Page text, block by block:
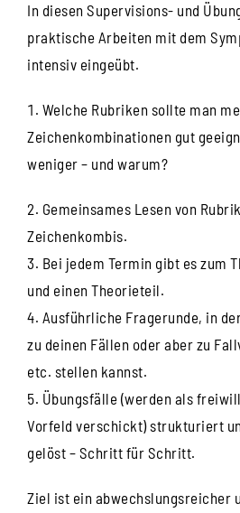
In diesen Supervisions- und
praktische Arbeiten mit dem
intensiv eingeübt.
Welche Rubriken sollte man
Zeichenkombinationen gut
weniger – und warum?
Gemeinsames Lesen von
Zeichenkombis.
Bei jedem Termin gibt es zum
und einen Theorieteil.
Ausführliche Fragerunde, in
zu deinen Fällen oder aber zu
etc. stellen kannst.
Übungsfälle (werden als
Vorfeld verschickt) strukturiert
gelöst – Schritt für Schritt.
Ziel ist ein abwechslungsreicher